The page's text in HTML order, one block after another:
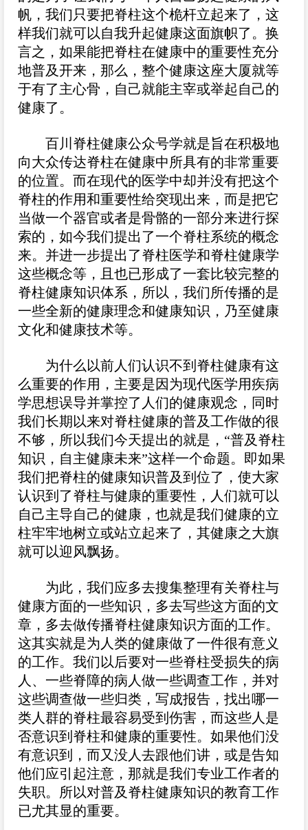
帆，我们只要把脊柱这个桅杆立起来了，这
样我们就可以自我升起健康这面旗帜了。换
言之，如果能把脊柱在健康中的重要性充分
地普及开来，那么，整个健康这座大厦就等
于有了主心骨，自己就能主宰或举起自己的
健康了。
百川脊柱健康公众号学就是旨在积极地
向大众传达脊柱在健康中所具有的非常重要
的位置。而在现代的医学中却并没有把这个
脊柱的作用和重要性给突现出来，而是把它
当做一个器官或者是骨骼的一部分来进行探
索的，如今我们提出了一个脊柱系统的概念
来。并进一步提出了脊柱医学和脊柱健康学
这些概念等，且也已形成了一套比较完整的
脊柱健康知识体系，所以，我们所传播的是
一些全新的健康理念和健康知识，乃至健康
文化和健康技术等。
为什么以前人们认识不到脊柱健康有这
么重要的作用，主要是因为现代医学用疾病
学思想误导并掌控了人们的健康观念，同时
我们长期以来对脊柱健康的普及工作做的很
不够，所以我们今天提出的就是，“普及脊柱
知识，自主健康未来”这样一个命题。即如果
我们把脊柱的健康知识普及到位了，使大家
认识到了脊柱与健康的重要性，人们就可以
自己主导自己的健康，也就是我们健康的立
柱牢牢地树立或站立起来了，其健康之大旗
就可以迎风飘扬。
为此，我们应多去搜集整理有关脊柱与
健康方面的一些知识，多去写些这方面的文
章，多去做传播脊柱健康知识方面的工作。
这其实就是为人类的健康做了一件很有意义
的工作。我们以后要对一些脊柱受损失的病
人、一些脊障的病人做一些调查工作，并对
这些调查做一些归类，写成报告，找出哪一
类人群的脊柱最容易受到伤害，而这些人是
否意识到脊柱和健康的重要性。如果他们没
有意识到，而又没人去跟他们讲，或是告知
他们应引起注意，那就是我们专业工作者的
失职。所以对普及脊柱健康知识的教育工作
已尤其显的重要。